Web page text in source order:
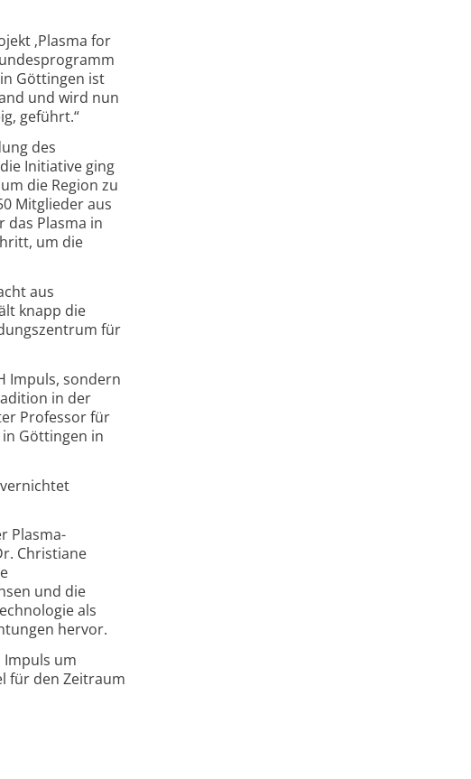
‚Plasma for
Göttingen ist
und wird nun
geführt.“
des
Initiative ging
die Region zu
Mitglieder aus
das Plasma in
um die
aus
knapp die
für
Impuls, sondern
in der
Professor für
in Göttingen in
Plasma-
Christiane
und die
als
hervor.
Impuls um
für den Zeitraum